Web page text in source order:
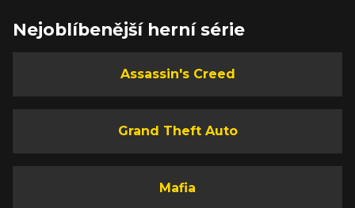
Nejoblíbenější herní série
Assassin's Creed
Grand Theft Auto
Mafia